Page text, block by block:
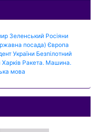
Зеленський Росіяни
посада) Європа
України Безпілотний
Харків Ракета. Машина.
мова